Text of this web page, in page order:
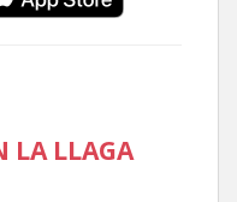
LA LLAGA